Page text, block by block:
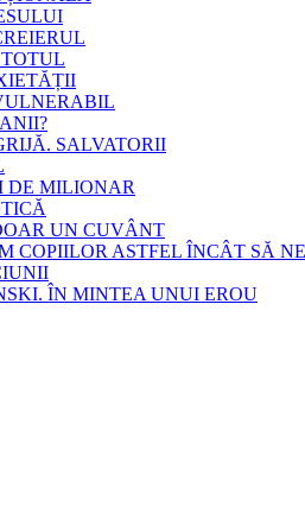
SALVATORII
DE MILIONAR
UN CUVÂNT
COPIILOR ASTFEL ÎNCÂT SĂ
ÎN MINTEA UNUI EROU